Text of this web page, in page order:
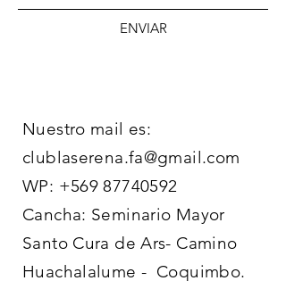
ENVIAR
Nuestro mail es:
clublaserena.fa@gmail.com
WP: +569 87740592
Cancha: Seminario Mayor
Santo Cura de Ars- Camino
Huachalalume - Coquimbo.